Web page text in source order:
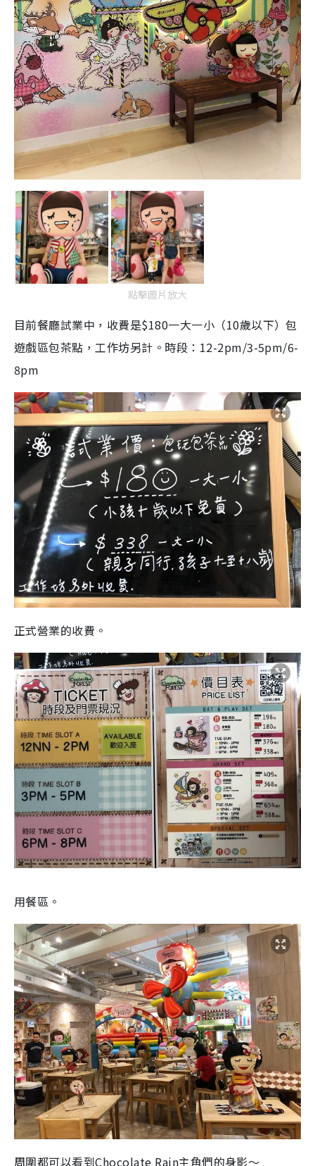
點擊圖片放大
目前餐廳試業中，收費是$180一大一小（10歲以下）包
遊戲區包茶點，工作坊另計。時段：12-2pm/3-5pm/6-
8pm
正式營業的收費。
用餐區。
周圍都可以看到Chocolate Rain主角們的身影～